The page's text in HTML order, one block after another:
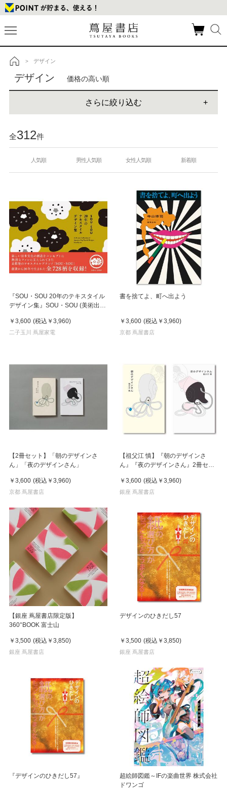
トップ
> デザイン
デザイン 価格の高い順
さらに絞り込む
全312件
人気順 男性人気順 女性人気順 新着順
『SOU・SOU 20年のテキスタイル
デザイン集』SOU・SOU (美術出版
￥3,600 (税込 ￥3,960)
二子玉川 蔦屋家電
書を捨てよ、町へ出よう
￥3,600 (税込 ￥3,960)
京都 蔦屋書店
【2冊セット】「朝のデザインさ
ん」「夜のデザインさん」
￥3,600 (税込 ￥3,960)
京都 蔦屋書店
【祖父江 慎】『朝のデザインさ
ん』『夜のデザインさん』2冊セッ
￥3,600 (税込 ￥3,960)
銀座 蔦屋書店
【銀座 蔦屋書店限定版】
360°BOOK 富士山
￥3,500 (税込 ￥3,850)
銀座 蔦屋書店
デザインのひきだし57
￥3,500 (税込 ￥3,850)
銀座 蔦屋書店
『デザインのひきだし57』
超絵師図鑑～IFの楽曲世界 株式会社
ドワンゴ